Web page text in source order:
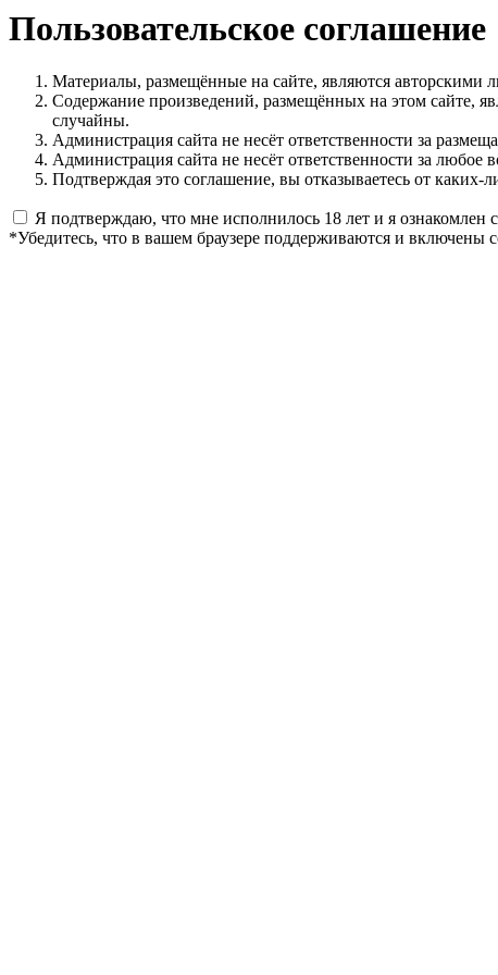
Пользовательское соглашение
Материалы, размещённые на сайте, являются авторскими
Содержание произведений, размещённых на этом сайте,
случайны.
Администрация сайта не несёт ответственности за
Администрация сайта не несёт ответственности за
Подтверждая это соглашение, вы отказываетесь от
Я подтверждаю, что мне исполнилось 18 лет и я ознакомлен
*Убедитесь, что в вашем браузере поддерживаются и включены